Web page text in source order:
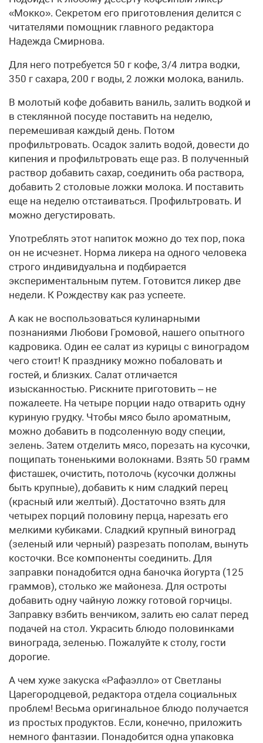
«Мокко». Секретом его приготовления делится с
читателями помощник главного редактора
Надежда Смирнова.
Для него потребуется 50 г кофе, 3/4 литра водки,
350 г сахара, 200 г воды, 2 ложки молока, ваниль.
В молотый кофе добавить ваниль, залить водкой и
в стеклянной посуде поставить на неделю,
перемешивая каждый день. Потом
профильтровать. Осадок залить водой, довести до
кипения и профильтровать еще раз. В полученный
раствор добавить сахар, соединить оба раствора,
добавить 2 столовые ложки молока. И поставить
еще на неделю отстаиваться. Профильтровать. И
можно дегустировать.
Употреблять этот напиток можно до тех пор, пока
он не исчезнет. Норма ликера на одного человека
строго индивидуальна и подбирается
экспериментальным путем. Готовится ликер две
недели. К Рождеству как раз успеете.
А как не воспользоваться кулинарными
познаниями Любови Громовой, нашего опытного
кадровика. Один ее салат из курицы с виноградом
чего стоит! К празднику можно побаловать и
гостей, и близких. Салат отличается
изысканностью. Рискните приготовить – не
пожалеете. На четыре порции надо отварить одну
куриную грудку. Чтобы мясо было ароматным,
можно добавить в подсоленную воду специи,
зелень. Затем отделить мясо, порезать на кусочки,
пощипать тоненькими волокнами. Взять 50 грамм
фисташек, очистить, потолочь (кусочки должны
быть крупные), добавить к ним сладкий перец
(красный или желтый). Достаточно взять для
четырех порций половину перца, нарезать его
мелкими кубиками. Сладкий крупный виноград
(зеленый или черный) разрезать пополам, вынуть
косточки. Все компоненты соединить. Для
заправки понадобится одна баночка йогурта (125
граммов), столько же майонеза. Для остроты
добавить одну чайную ложку готовой горчицы.
Заправку взбить венчиком, залить ею салат перед
подачей на стол. Украсить блюдо половинками
винограда, зеленью. Пожалуйте к столу, гости
дорогие.
А чем хуже закуска «Рафаэлло» от Светланы
Царегородцевой, редактора отдела социальных
проблем! Весьма оригинальное блюдо получается
из простых продуктов. Если, конечно, приложить
немного фантазии. Понадобится одна упаковка